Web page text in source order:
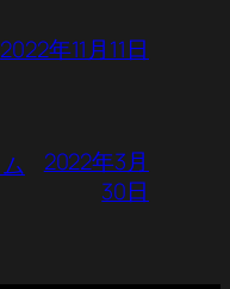
2022年11月11日
2022年3月
30日